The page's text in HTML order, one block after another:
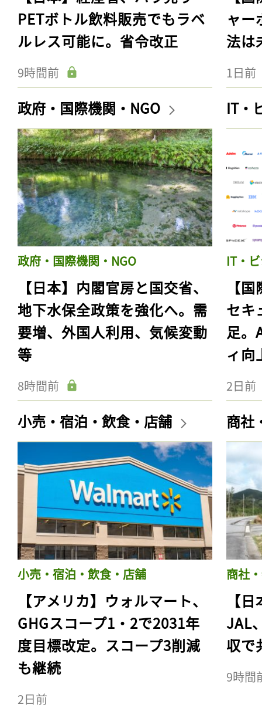
PETボトル飲料販売でもラベ
ルレス可能に。省令改正
9時間前
ャー
法は
1日前
政府・国際機関・NGO
政府・国際機関・NGO
【日本】内閣官房と国交省、
地下水保全政策を強化へ。需
要増、外国人利用、気候変動
等
8時間前
IT・
IT・
【
セキ
足。
ィ向
2日前
小売・宿泊・飲食・店舗
小売・宿泊・飲食・店舗
【アメリカ】ウォルマート、
GHGスコープ1・2で2031年
度目標改定。スコープ3削減
も継続
2日前
商社
商社
【
JAL
収で
9時間